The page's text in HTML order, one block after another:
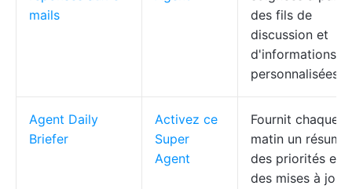
mails
des fils de
discussion et
d'informations
personnalisées
Agent Daily
Briefer
Activez ce
Super
Agent
Fournit chaque
matin un résumé
des priorités et
des mises à jour